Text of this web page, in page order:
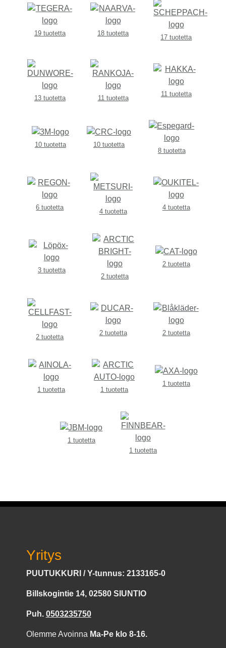
19 tuotetta 18 tuotetta
17 tuotetta
13 tuotetta 11 tuotetta
11 tuotetta
10 tuotetta
10 tuotetta
8 tuotetta
6 tuotetta
4 tuotetta
4 tuotetta
3 tuotetta
2 tuotetta
2 tuotetta
2 tuotetta
2 tuotetta 2 tuotetta
1 tuotetta 1 tuotetta
1 tuotetta
1 tuotetta
1 tuotetta
Yritys
PUUTUKKURI / Y-tunnus: 2133165-0
Billskogintie 14, 02580 SIUNTIO
Puh. 0503235750
Olemme Avoinna Ma-Pe klo 8-16.